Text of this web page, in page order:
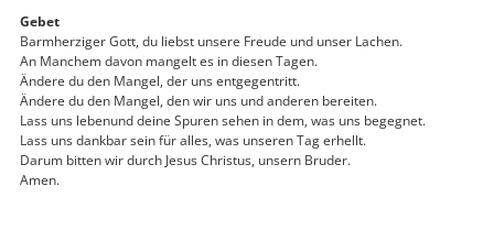
Gebet
Barmherziger Gott, du liebst unsere Freude und unser Lachen.
An Manchem davon mangelt es in diesen Tagen.
Ändere du den Mangel, der uns entgegentritt.
Ändere du den Mangel, den wir uns und anderen bereiten.
Lass uns lebenund deine Spuren sehen in dem, was uns begegnet.
Lass uns dankbar sein für alles, was unseren Tag erhellt.
Darum bitten wir durch Jesus Christus, unsern Bruder.
Amen.